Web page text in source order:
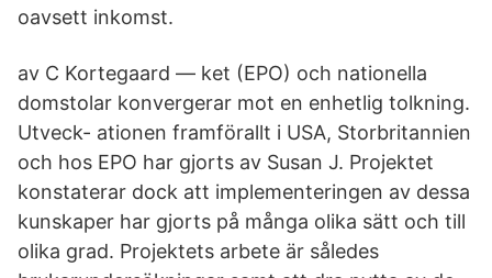
oavsett inkomst.
av C Kortegaard — ket (EPO) och nationella
domstolar konvergerar mot en enhetlig tolkning.
Utveck- ationen framförallt i USA, Storbritannien
och hos EPO har gjorts av Susan J. Projektet
konstaterar dock att implementeringen av dessa
kunskaper har gjorts på många olika sätt och till
olika grad. Projektets arbete är således